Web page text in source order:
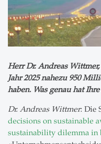
Herr Dr. Andreas
Jahr 2025 nahezu 950
haben. Was genau hat
Dr. Andreas Wittmer: Die
decisions on sustainable
sustainability dilemma in